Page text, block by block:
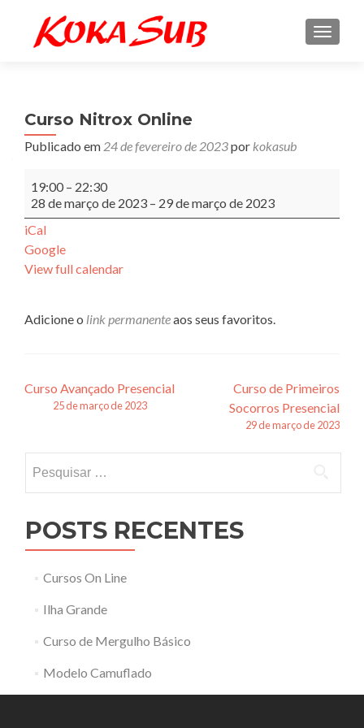
Curso Nitrox Online
Publicado em 24 de fevereiro de 2023por kokasub
Nitrox
Online
19:00 – 22:30
28 de março de 2023 – 29 de março de 2023
iCal
Google
View full calendar
Adicione o link permanenteaos seus favoritos.
Navegação
posts
Curso Avançado Presencial
25 de março de 2023
Curso de Primeiros
Socorros Presencial
29 de março de 2023
por:
POSTS RECENTES
Cursos On Line
Ilha Grande
Curso de Mergulho Básico
Modelo Camuflado